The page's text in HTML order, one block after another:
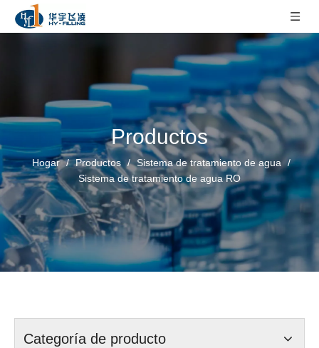
Productos
Hogar / Productos / Sistema de tratamiento de agua
/
Sistema de tratamiento de agua RO
Categoría de producto